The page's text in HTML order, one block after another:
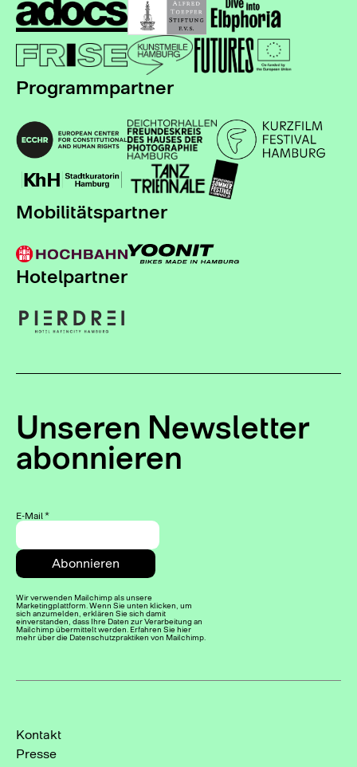
Programmpartner
Mobilitätspartner
Hotelpartner
Unseren Newsletter
abonnieren
E-Mail*
Wir verwenden Mailchimp als unsere
Marketingplattform. Wenn Sie unten klicken, um
sich anzumelden, erklären Sie sich damit
einverstanden, dass Ihre Daten zur Verarbeitung an
Mailchimp übermittelt werden. Erfahren Sie hier
mehr über die Datenschutzpraktiken von Mailchimp.
Kontakt
Presse